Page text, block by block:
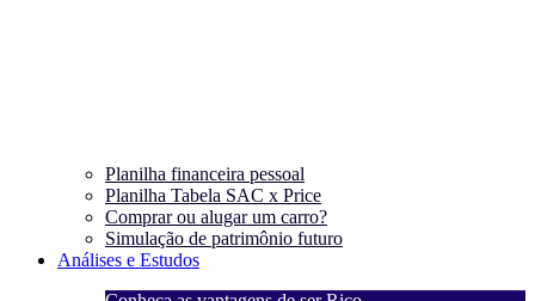
Planilha financeira pessoal
Planilha Tabela SAC x Price
Comprar ou alugar um carro?
Simulação de patrimônio futuro
Análises e Estudos